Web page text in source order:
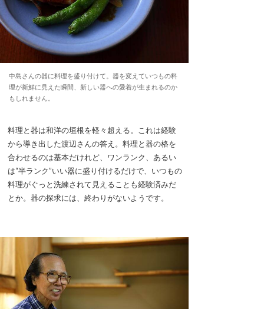
中島さんの器に料理を盛り付けて。器を変えていつもの料
理が新鮮に見えた瞬間、新しい器への愛着が生まれるのか
もしれません。
料理と器は和洋の垣根を軽々超える。これは経験
から導き出した渡辺さんの答え。料理と器の格を
合わせるのは基本だけれど、ワンランク、あるい
は“半ランク”いい器に盛り付けるだけで、いつもの
料理がぐっと洗練されて見えることも経験済みだ
とか。器の探求には、終わりがないようです。